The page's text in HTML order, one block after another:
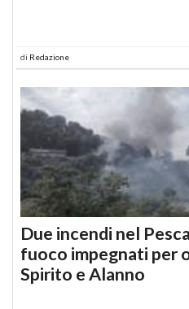
di Redazione
Due incendi nel
fuoco impegnati per
Spirito e Alanno